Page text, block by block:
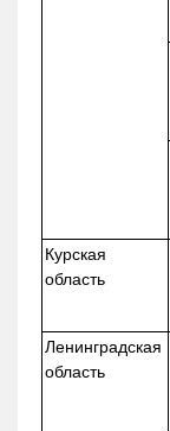
Курская
область
Ленинградская
область